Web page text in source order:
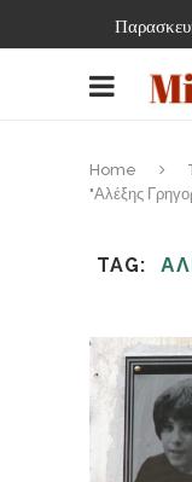
Home
"Αλέξης
TAG